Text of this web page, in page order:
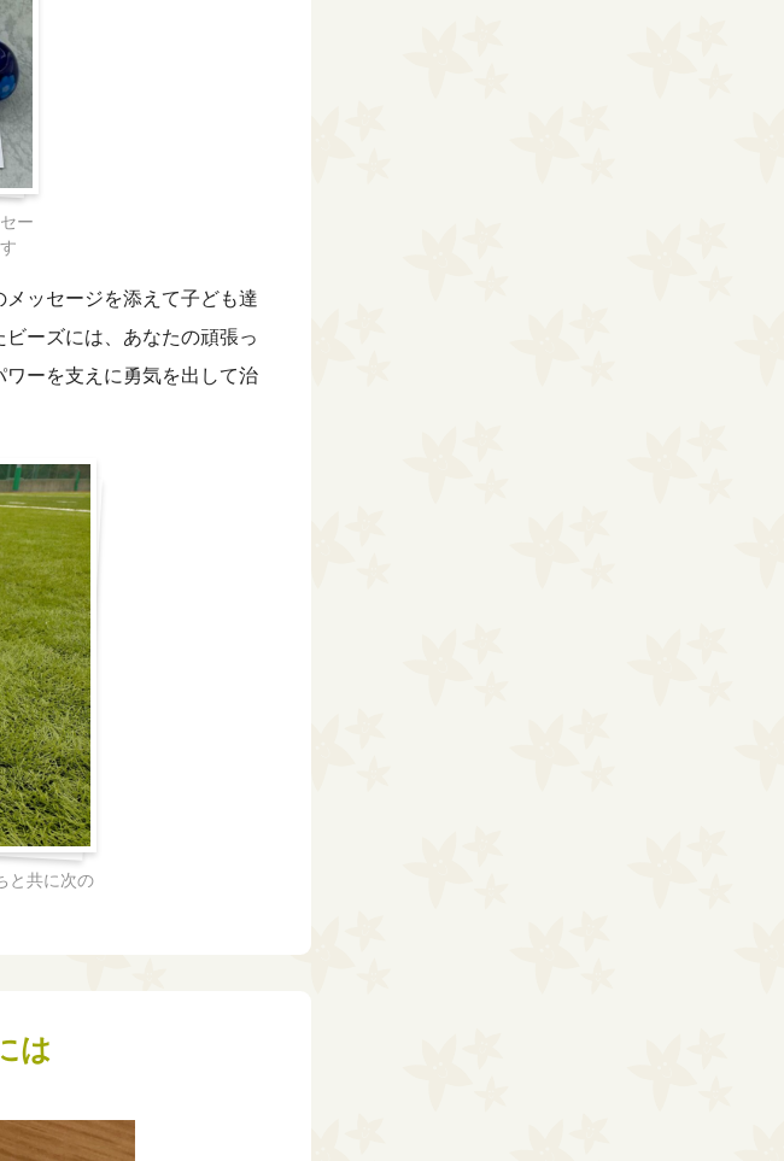
ー
ッセージを添えて子ども達
ーズには、あなたの頑張っ
ーを支えに勇気を出して治
と共に次の
は